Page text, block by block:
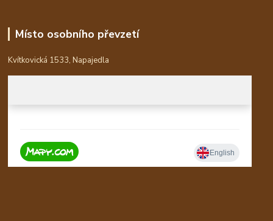
Místo osobního převzetí
Kvítkovická 1533, Napajedla